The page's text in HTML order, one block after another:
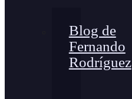
Blog de
Fernando
Rodríguez